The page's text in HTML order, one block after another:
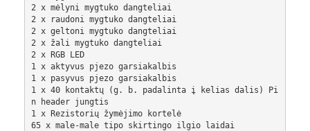
2 x mėlyni mygtuko dangteliai
2 x raudoni mygtuko dangteliai
2 x geltoni mygtuko dangteliai
2 x žali mygtuko dangteliai
2 x RGB LED
1 x aktyvus pjezo garsiakalbis
1 x pasyvus pjezo garsiakalbis
1 x 40 kontaktų (g. b. padalinta į kelias dalis) Pi
n header jungtis
1 x Rezistorių žymėjimo kortelė
65 x male-male tipo skirtingo ilgio laidai